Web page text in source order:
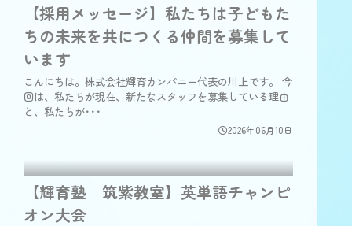
【採用メッセージ】私たちは子どもた
ちの未来を共につくる仲間を募集して
います
2026年06月10日
こんにちは。株式会社輝育カンパニー代表の川上です。 今
回は、私たちが現在、新たなスタッフを募集している理由
と、私たちが･･･
【輝育塾 筑紫教室】英単語チャンピ
オン大会